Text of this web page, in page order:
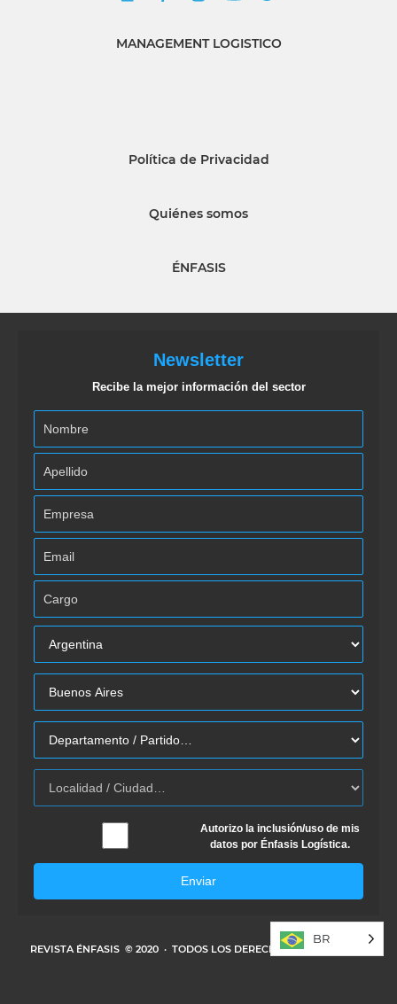
MANAGEMENT LOGISTICO
Política de Privacidad
Quiénes somos
ÉNFASIS
Newsletter
Recibe la mejor información del sector
Autorizo la inclusión/uso de mis
datos por Énfasis Logística.
Enviar
REVISTA ÉNFASIS © 2020 · TODOS LOS DERECHOS RESERVADOS
BR